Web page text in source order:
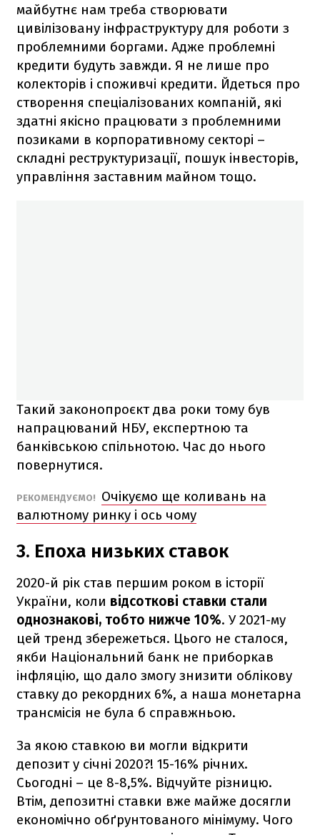
майбутнє нам треба створювати
цивілізовану інфраструктуру для роботи з
проблемними боргами. Адже проблемні
кредити будуть завжди. Я не лише про
колекторів і споживчі кредити. Йдеться про
створення спеціалізованих компаній, які
здатні якісно працювати з проблемними
позиками в корпоративному секторі –
складні реструктуризації, пошук інвесторів,
управління заставним майном тощо.
Такий законопроєкт два роки тому був
напрацюваний НБУ, експертною та
банківською спільнотою. Час до нього
повернутися.
РЕКОМЕНДУЄМО!
Очікуємо ще коливань на
валютному ринку і ось чому
3. Епоха низьких ставок
2020-й рік став першим роком в історії
України, коли відсоткові ставки стали
однознакові, тобто нижче 10%. У 2021-му
цей тренд збережеться. Цього не сталося,
якби Національний банк не приборкав
інфляцію, що дало змогу знизити облікову
ставку до рекордних 6%, а наша монетарна
трансмісія не була б справжньою.
За якою ставкою ви могли відкрити
депозит у січні 2020?! 15-16% річних.
Сьогодні – це 8-8,5%. Відчуйте різницю.
Втім, депозитні ставки вже майже досягли
економічно обґрунтованого мінімуму. Чого